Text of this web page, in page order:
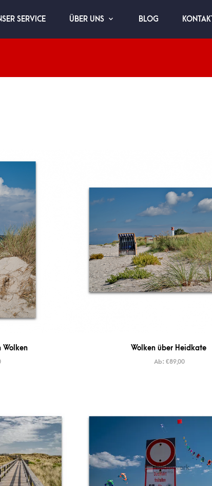
SERVICE ÜBER UNS BLOG
Wolken Wolken über Heidkate
Ab:€89,00